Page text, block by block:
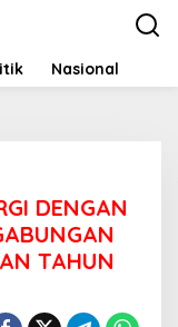
Nasional
DENGAN
TAHUN